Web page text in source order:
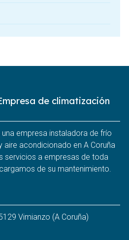
de climatización
empresa instaladora de frío
aire acondicionado en A Coruña
servicios a empresas de toda
de su mantenimiento.
Vimianzo (A Coruña)